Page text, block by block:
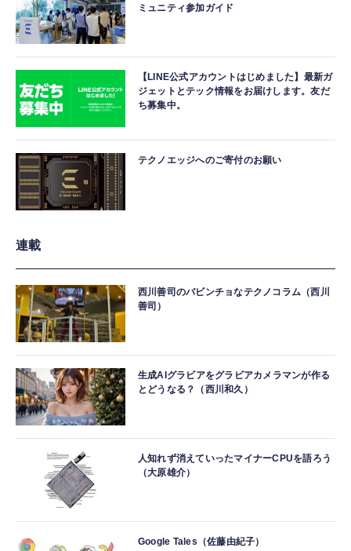
ミュニティ参加ガイド
【LINE公式アカウントはじめました】最新ガ
ジェットとテック情報をお届けします。友だ
ち募集中。
テクノエッジへのご寄付のお願い
連載
西川善司のバビンチョなテクノコラム（西川
善司）
生成AIグラビアをグラビアカメラマンが作る
とどうなる？（西川和久）
人知れず消えていったマイナーCPUを語ろう
（大原雄介）
Google Tales（佐藤由紀子）